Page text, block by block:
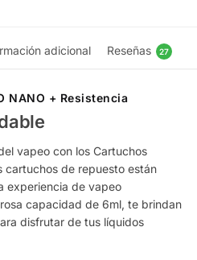
adicional Reseñas 27
NANO + Resistencia
vapeo con los Cartuchos
cartuchos de repuesto están
experiencia de vapeo
capacidad de 6ml, te brindan
disfrutar de tus líquidos